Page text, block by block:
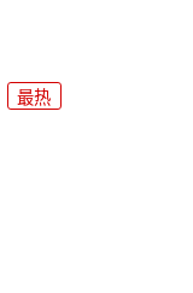
最热